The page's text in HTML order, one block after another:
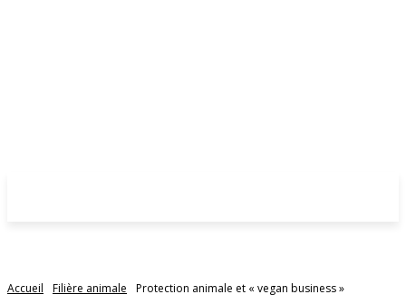
Accueil Filière animale Protection animale et « vegan business »